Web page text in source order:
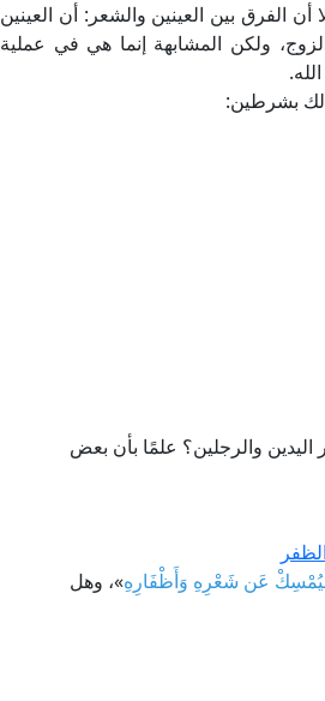
أن الفرق بين العينين والشعر: أن العينين
ولكن المشابهة إنما هي في عملية
بشرطين:
والرجلين؟ علمًا بأن بعض
عَن شَعْرِهِ وَأَظْفَارِهِ»، وهل